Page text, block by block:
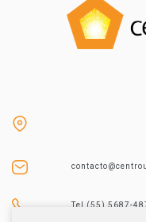
Tel (55) 5687-